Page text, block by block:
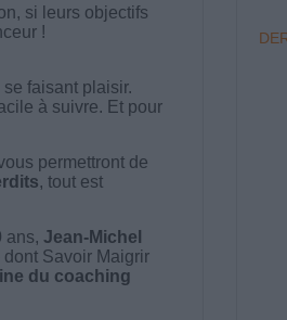
si leurs objectifs
!
faisant plaisir.
à suivre. Et pour
permettront de
, tout est
ans, Jean-Michel
Savoir Maigrir
du coaching